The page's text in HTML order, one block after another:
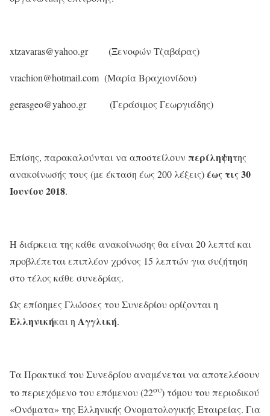
xtzavaras@yahoo.gr (Ξενοφών Τζαβάρας)
vrachion@hotmail.com (Μαρία Βραχιονίδου)
gerasgeo@yahoo.gr (Γεράσιμος Γεωργιάδης)
Eπίσης, παρακαλούνται να αποστείλουν περίληψητης
ανακοίνωσής τους (με έκταση έως 200 λέξεις)έως τις 30
Ιουνίου 2018.
Η διάρκεια της κάθε ανακοίνωσης θα είναι 20 λεπτά και
προβλέπεται επιπλέον χρόνος 15 λεπτών για συζήτηση
στο τέλος κάθε συνεδρίας.
Ως επίσημες Γλώσσες του Συνεδρίου ορίζονται η
Ελληνικήκαι η Αγγλική.
Τα Πρακτικά του Συνεδρίου αναμένεται να αποτελέσουν
το περιεχόμενο του επόμενου (22ου) τόμου του περιοδικού
«Ονόματα» της Ελληνικής Ονοματολογικής Εταιρείας. Για